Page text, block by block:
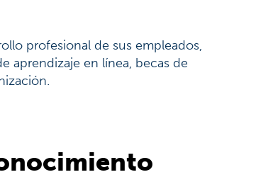
profesional de sus empleados,
aprendizaje en línea, becas de